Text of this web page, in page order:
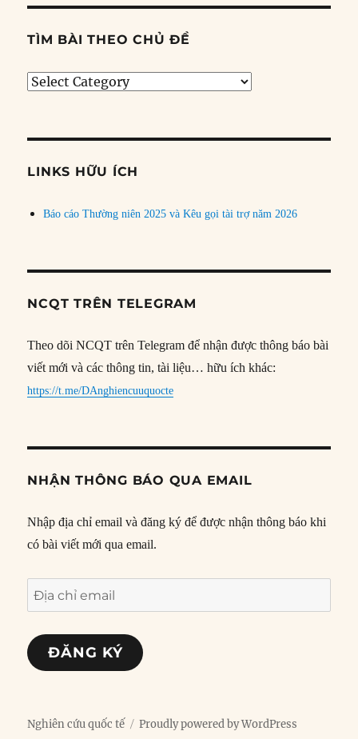
TÌM BÀI THEO CHỦ ĐỀ
Tìm
đề
LINKS HỮU ÍCH
Báo cáo Thường niên 2025 và Kêu gọi tài trợ năm 2026
NCQT TRÊN TELEGRAM
Theo dõi NCQT trên Telegram để nhận được thông báo bài
viết mới và các thông tin, tài liệu… hữu ích khác:
https://t.me/DAnghiencuuquocte
NHẬN THÔNG BÁO QUA EMAIL
Nhập địa chỉ email và đăng ký để được nhận thông báo khi
có bài viết mới qua email.
Địa
chỉ
email
ĐĂNG KÝ
Nghiên cứu quốc tế Proudly powered by WordPress